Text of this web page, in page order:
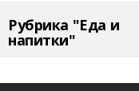
Рубрика "Еда и
напитки"